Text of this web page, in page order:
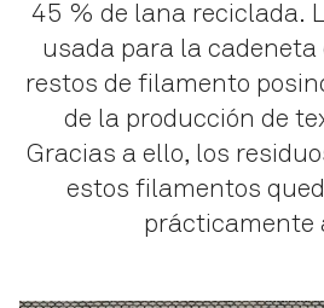
45 % de lana reciclada.
usada para la
restos de filamento
de la producción de
Gracias a ello, los
estos filamentos
prácticamente